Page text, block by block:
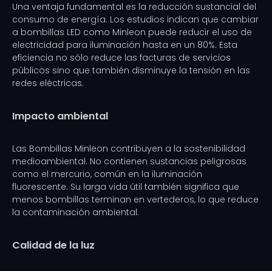
Una ventaja fundamental es la reducción sustancial del
consumo de energía. Los estudios indican que cambiar
a bombillas LED como Minleon puede reducir el uso de
electricidad para iluminación hasta en un 80%. Esta
eficiencia no sólo reduce las facturas de servicios
públicos sino que también disminuye la tensión en las
redes eléctricas.
Impacto ambiental
Las Bombillas Minleon contribuyen a la sostenibilidad
medioambiental. No contienen sustancias peligrosas
como el mercurio, común en la iluminación
fluorescente. Su larga vida útil también significa que
menos bombillas terminan en vertederos, lo que reduce
la contaminación ambiental.
Calidad de la luz